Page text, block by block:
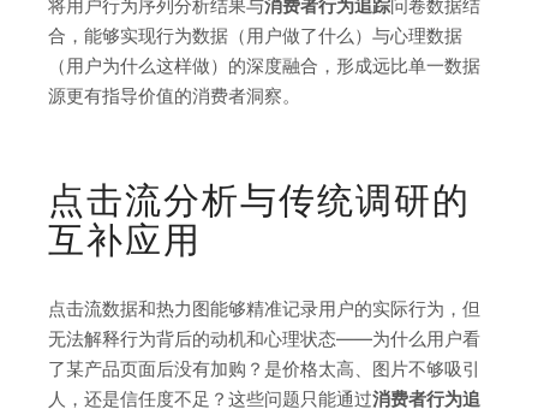
将用户行为序列分析结果与消费者行为追踪问卷数据结
合，能够实现行为数据（用户做了什么）与心理数据
（用户为什么这样做）的深度融合，形成远比单一数据
源更有指导价值的消费者洞察。
点击流分析与传统调研的
互补应用
点击流数据和热力图能够精准记录用户的实际行为，但
无法解释行为背后的动机和心理状态——为什么用户看
了某产品页面后没有加购？是价格太高、图片不够吸引
人，还是信任度不足？这些问题只能通过消费者行为追